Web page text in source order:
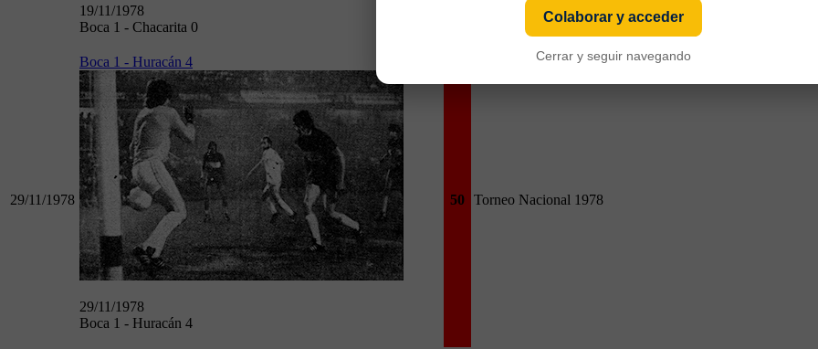
19/11/1978
Boca 1 - Chacarita 0
29/11/1978
Boca 1 - Huracán 4
29/11/1978
Boca 1 - Huracán 4
50 Torneo Nacional 1978
Colaborar y acceder
Cerrar y seguir navegando